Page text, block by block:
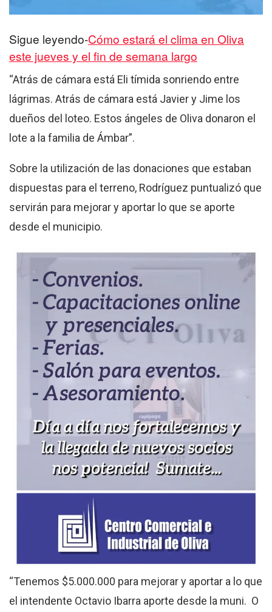
Sigue leyendo-Cómo estará el clima en Oliva
este jueves y el fin de semana largo
“Atrás de cámara está Eli tímida sonriendo entre
lágrimas. Atrás de cámara está Javier y Jime los
dueños del loteo. Estos ángeles de Oliva donaron el
lote a la familia de Ámbar”.
Sobre la utilización de las donaciones que estaban
dispuestas para el terreno, Rodríguez puntualizó que
servirán para mejorar y aportar lo que se aporte
desde el municipio.
“Tenemos $5.000.000 para mejorar y aportar a lo que
el intendente Octavio Ibarra aporte desde la muni. O